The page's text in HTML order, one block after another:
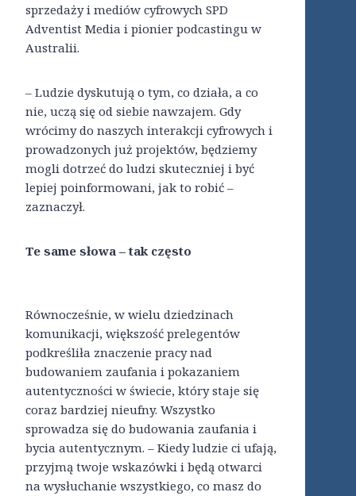
sprzedaży i mediów cyfrowych SPD
Adventist Media i pionier podcastingu w
Australii.
– Ludzie dyskutują o tym, co działa, a co
nie, uczą się od siebie nawzajem. Gdy
wrócimy do naszych interakcji cyfrowych i
prowadzonych już projektów, będziemy
mogli dotrzeć do ludzi skuteczniej i być
lepiej poinformowani, jak to robić –
zaznaczył.
Te same słowa – tak często
Równocześnie, w wielu dziedzinach
komunikacji, większość prelegentów
podkreśliła znaczenie pracy nad
budowaniem zaufania i pokazaniem
autentyczności w świecie, który staje się
coraz bardziej nieufny. Wszystko
sprowadza się do budowania zaufania i
bycia autentycznym. – Kiedy ludzie ci ufają,
przyjmą twoje wskazówki i będą otwarci
na wysłuchanie wszystkiego, co masz do